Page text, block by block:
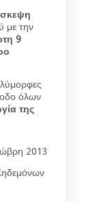
με την
9
όλων
της
2013